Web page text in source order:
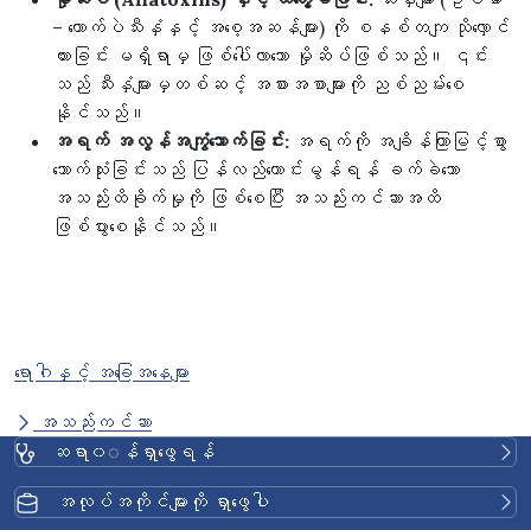
– ကောက်ပဲသီးနှံနှင့် အစေ့အဆန်များ) ကို စနစ်တကျ သိုလှောင်
ထားခြင်း မရှိရာမှ ဖြစ်ပေါ်လာသော မှိုဆိပ်ဖြစ်သည်။ ၎င်း
သည် သီးနှံများမှတစ်ဆင့် အစားအစာများကို ညစ်ညမ်းစေ
နိုင်သည်။
အရက် အလွန်အကျွံသောက်ခြင်း: အရက်ကို အချိန်ကြာမြင့်စွာ
သောက်သုံးခြင်းသည် ပြန်လည်ကောင်းမွန်ရန် ခက်ခဲသော
အသည်းထိခိုက်မှုကို ဖြစ်စေပြီး အသည်းကင်ဆာအထိ
ဖြစ်ပွားစေနိုင်သည်။
ရောဂါနှင့် အခြေအနေများ
အသည်းကင်ဆာ
ဆရာ၀◌န်ရှာဖွေရန်
အလုပ်အကိုင်များကို ရှာဖွေပါ